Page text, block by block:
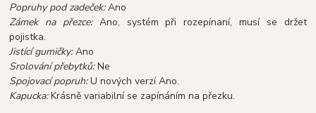
Popruhy pod zadeček:Ano
Zámek na přezce: Ano, systém při rozepínaní, musí se držet
pojistka.
Jistící gumičky:Ano
Srolování přebytků:Ne
Spojovací popruh:U nových verzí Ano.
Kapucka:Krásně variabilní se zapínáním na přezku.